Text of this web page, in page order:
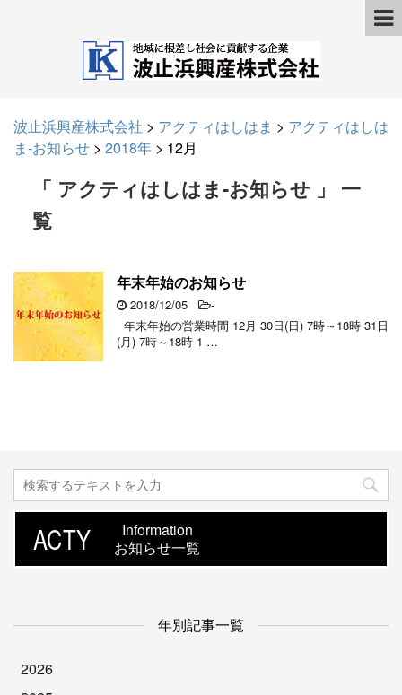
波止浜興産株式会社 > アクティはしはま > アクティはしは
ま-お知らせ > 2018年 > 12月
「 アクティはしはま-お知らせ 」 一
覧
年末年始のお知らせ
2018/12/05
-
年末年始の営業時間 12月 30日(日) 7時～18時 31日
(月) 7時～18時 1 …
ACTY
Information
お知らせ一覧
年別記事一覧
2026